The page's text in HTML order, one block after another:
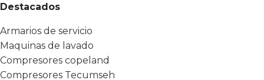
Destacados
Armarios de servicio
Maquinas de lavado
Compresores copeland
Compresores Tecumseh